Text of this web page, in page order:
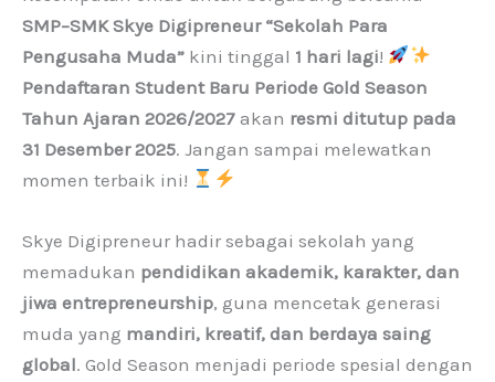
SMP–SMK Skye Digipreneur “Sekolah Para
Pengusaha Muda” kini tinggal 1 hari lagi!
Pendaftaran Student Baru Periode Gold Season
Tahun Ajaran 2026/2027 akan resmi ditutup pada
31 Desember 2025. Jangan sampai melewatkan
momen terbaik ini!
Skye Digipreneur hadir sebagai sekolah yang
memadukan pendidikan akademik, karakter, dan
jiwa entrepreneurship, guna mencetak generasi
muda yang mandiri, kreatif, dan berdaya saing
global. Gold Season menjadi periode spesial dengan